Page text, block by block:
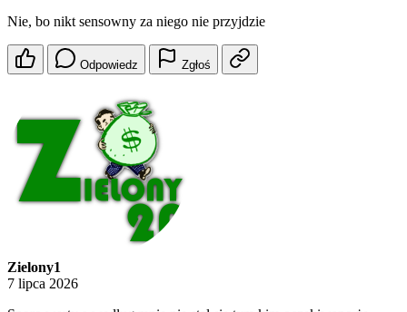
Nie, bo nikt sensowny za niego nie przyjdzie
Odpowiedz Zgłoś
Zielony1
7 lipca 2026